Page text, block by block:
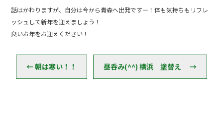
話はかわりますが、自分は今から青森へ出発ですー！体も気持ちもリフレ
ッシュして新年を迎えましょう！
良いお年をお迎えください！
←朝は寒い！！ 昼呑み(^^) 横浜 塗替え →